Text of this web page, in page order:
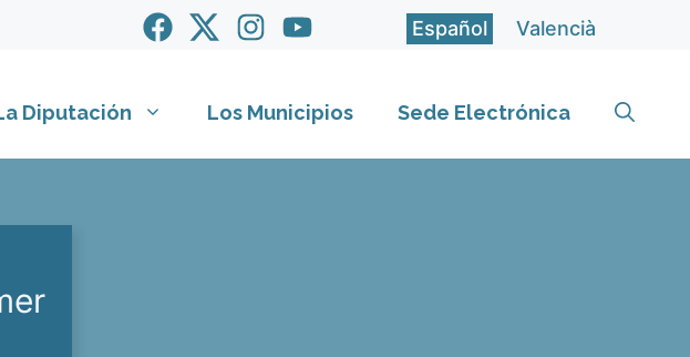
Español Valencià
Diputación Los Municipios Sede Electrónica